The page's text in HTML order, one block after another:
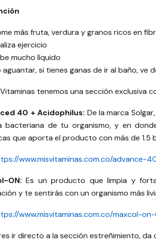
más fruta, verdura y granos ricos en
ejercicio
mucho líquido
aguantar, si tienes ganas de ir al baño, ve
Vitaminas tenemos una sección
40 + Acidophilus: De la marca
bacteriana de tu organismo, y en
que aporta el producto con más de 1.5
www.misvitaminas.com.co/advance-
ON:Es un producto que limpia y
y te sentirás con un organismo más
www.misvitaminas.com.co/maxcol-
ir directo a la sección estreñimiento, da